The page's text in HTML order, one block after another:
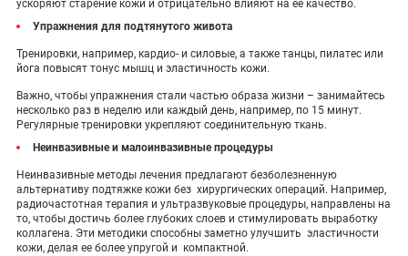
ускоряют старение кожи и отрицательно влияют на ее качество.
Упражнения для подтянутого живота
Тренировки, например, кардио- и силовые, а также танцы, пилатес или
йога повысят тонус мышц и эластичность кожи.
Важно, чтобы упражнения стали частью образа жизни – занимайтесь
несколько раз в неделю или каждый день, например, по 15 минут.
Регулярные тренировки укрепляют соединительную ткань.
Неинвазивные и малоинвазивные процедуры
Неинвазивные методы лечения предлагают безболезненную
альтернативу подтяжке кожи без хирургических операций. Например,
радиочастотная терапия и ультразвуковые процедуры, направлены на
то, чтобы достичь более глубоких слоев и стимулировать выработку
коллагена. Эти методики способны заметно улучшить эластичности
кожи, делая ее более упругой и компактной.